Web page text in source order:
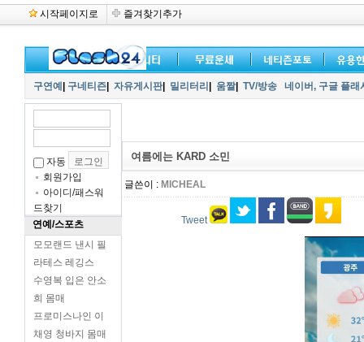
시작페이지로 즐겨찾기추가
구연예 구네티즌 자유게시판| 밀리터리 움짤| TV/방송 네이버, 구글 플
자동
회원가입
아이디/패스워
드찾기
연예/스포츠
모모랜드 낸시 필
라테스 레깅스
수영복 입은 안소
희 몸매
프로미스나인 이
채영 청바지 몸매
여름에는 KARD 소민
글쓴이 : MICHEAL
Tweet